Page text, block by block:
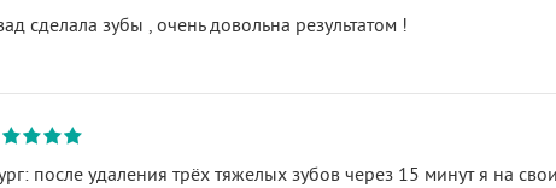
сделала зубы , очень довольна результатом !
после удаления трёх тяжелых зубов через 15 минут я на